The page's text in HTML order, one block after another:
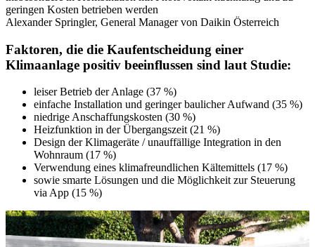
geringen Kosten betrieben werden
Alexander Springler, General Manager von Daikin Österreich
Faktoren, die die Kaufentscheidung einer
Klimaanlage positiv beeinflussen sind laut Studie:
leiser Betrieb der Anlage (37 %)
einfache Installation und geringer baulicher Aufwand (35 %)
niedrige Anschaffungskosten (30 %)
Heizfunktion in der Übergangszeit (21 %)
Design der Klimageräte / unauffällige Integration in den
Wohnraum (17 %)
Verwendung eines klimafreundlichen Kältemittels (17 %)
sowie smarte Lösungen und die Möglichkeit zur Steuerung
via App (15 %)